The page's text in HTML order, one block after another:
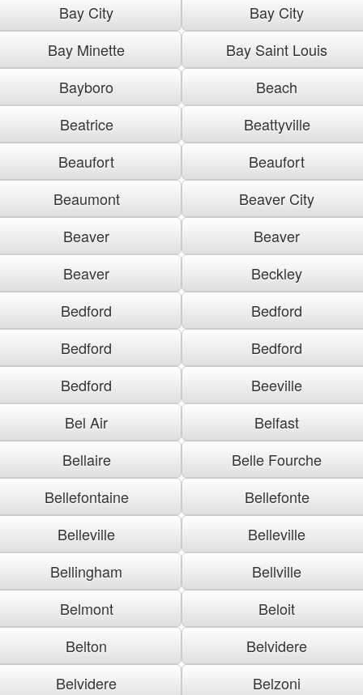
Bay City
Bay City
Bay Minette
Bay Saint Louis
Bayboro
Beach
Beatrice
Beattyville
Beaufort
Beaufort
Beaumont
Beaver City
Beaver
Beaver
Beaver
Beckley
Bedford
Bedford
Bedford
Bedford
Bedford
Beeville
Bel Air
Belfast
Bellaire
Belle Fourche
Bellefontaine
Bellefonte
Belleville
Belleville
Bellingham
Bellville
Belmont
Beloit
Belton
Belvidere
Belvidere
Belzoni